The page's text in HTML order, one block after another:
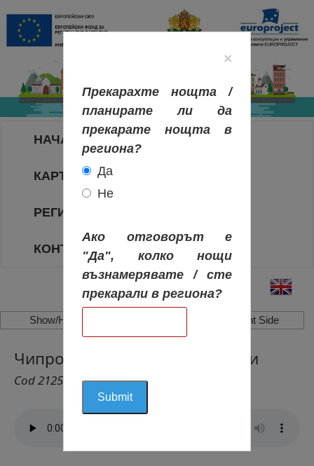
НАЧАЛО
КАРТА НА РЕГИОНИТЕ
РЕГИОНИ
КОНТАКТИ
Show/Hide Left Side Show/Hide Right Side
Чипровски Водопад, Чипровци
Cod 2125
×
Прекарахте нощта /
планирате ли да
прекарате нощта в
региона?
Да
Не
Ако отговорът е
"Да", колко нощи
възнамерявате / сте
прекарали в региона?